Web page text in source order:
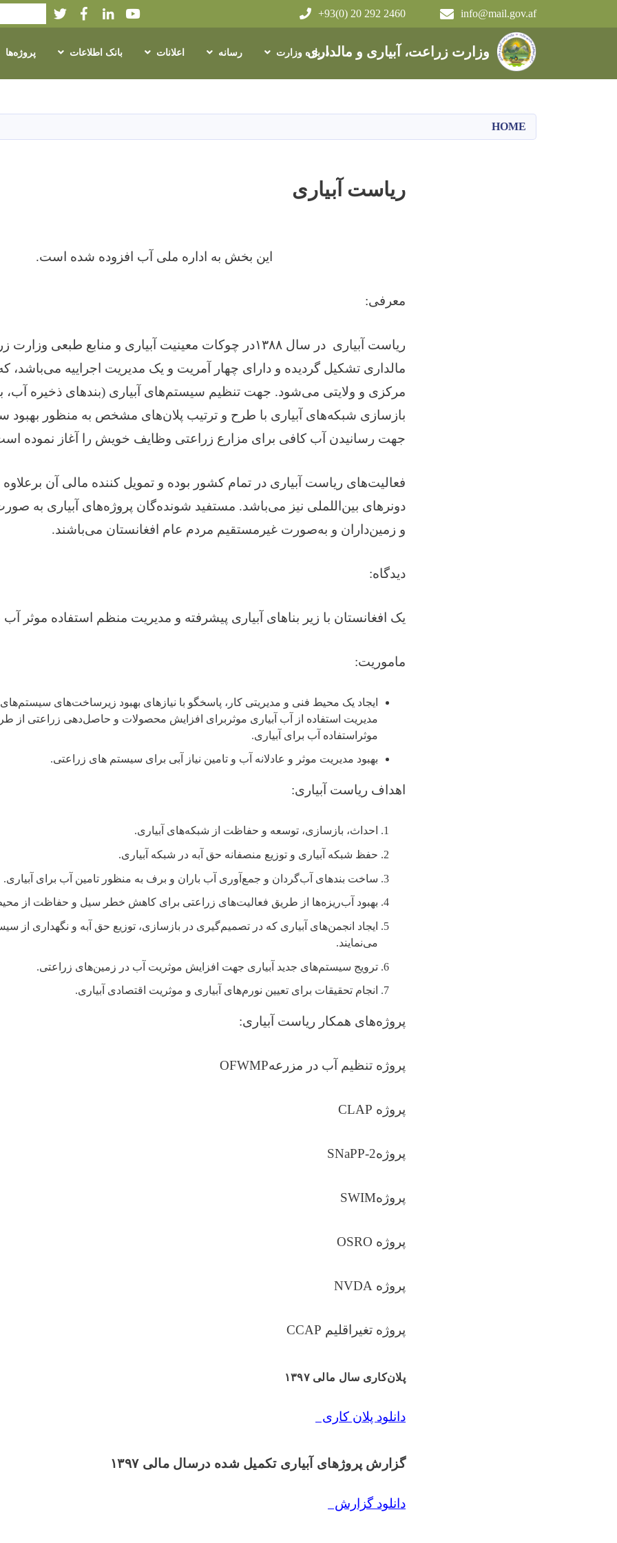
content
وزارت زراعت، آبیاری و مالداری
info@mail.gov.af
+93(0) 20 292 2460
Youtube
LinkedIn
Facebook
Twitter
Search
Main navigation
درباره وزارت رسانه اعلانات بانک اطلاعات پروژه‌ها
HOME
ریاست آبیاری
این بخش به اداره ملی آب افزوده شده است.
معرفی:
ریاست آبیاری در سال ۱۳۸۸در چوکات معینیت آبیاری و منابع طبعی وزارت
مالداری تشکیل گردیده و دارای چهار آمریت و یک مدیریت اجراییه می‌باشد،
مرکزی و ولایتی می‌شود. جهت تنظیم سیستم‌های آبیاری (بندهای ذخیره آب،
بازسازی شبکه‌های آبیاری با طرح و ترتیب پلان‌های مشخص به منظور بهبود
جهت رسانیدن آب کافی برای مزارع زراعتی وظایف خویش را آغاز نموده
فعالیت‌های ریاست آبیاری در تمام کشور بوده و تمویل کننده مالی آن برعلاوه
دونرهای بین‌اللملی نیز می‌باشد. مستفید شونده‌گان پروژه‌های آبیاری به
و زمین‌داران و به‌صورت غیرمستقیم مردم عام افغانستان می‌باشند.
دیدگاه:
یک افغانستان با زیر بناهای آبیاری پیشرفته و مدیریت منظم استفاده موثر
ماموریت:
ایجاد یک محیط فنی و مدیریتی کار، پاسخگو با نیازهای بهبود زیرساخت‌های سیستم‌های
مدیریت استفاده از آب آبیاری موثربرای افزایش محصولات و حاصل‌دهی زراعتی از
موثراستفاده آب برای آبیاری.
بهبود مدیریت موثر و عادلانه آب و تامین نیاز آبی برای سیستم های زراعتی.
اهداف ریاست آبیاری:
احداث، بازسازی، توسعه و حفاظت از شبکه‌های آبیاری.
حفظ شبکه آبياری و توزيع منصفانه حق آبه در شبکه آبياری.
ساخت بندهای آب‌گردان و جمع‌آوری آب باران و برف به منظور تامین آب برای آبیاری.
بهبود آب‌ریزه‌ها از طریق فعالیت‌های زراعتی برای کاهش خطر سیل و حفاظت از
ایجاد انجمن‌های آبیاری که در تصمیم‌گیری در بازسازی، توزیع حق آبه و نگهداری از
می‌نمایند.
ترویج سیستم‌های جدید آبیاری جهت افزایش موثریت آب در زمین‌های زراعتی.
انجام تحقیقات برای تعیین نورم‌های آبیاری و موثریت اقتصادی آبیاری.
پروژه‌های همکار ریاست آبیاری:
پروژه تنظیم آب در مزرعهOFWMP
پروژه CLAP
پروژهSNaPP-2
پروژهSWIM
پروژه OSRO
پروژه NVDA
پروژه تغیراقلیم CCAP
پلان‌کاری سال مالی۱۳۹۷
دانلود پلان کاری
گزارش پروژهای آبیاری تکمیل شده درسال مالی۱۳۹۷
دانلود گزارش